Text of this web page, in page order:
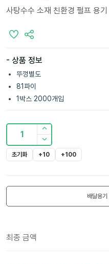
사탕수수 소재 친환경 펄프 용기
- 상품 정보
뚜껑별도
81파이
1박스 2000개입
1
초기화 +10 +100
배달용기
최종 금액